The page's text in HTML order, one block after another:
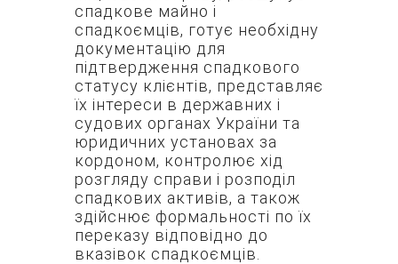
спадкове майно і
спадкоємців, готує необхідну
документацію для
підтвердження спадкового
статусу клієнтів, представляє
їх інтереси в державних і
судових органах України та
юридичних установах за
кордоном, контролює хід
розгляду справи і розподіл
спадкових активів, а також
здійснює формальності по їх
переказу відповідно до
вказівок спадкоємців.